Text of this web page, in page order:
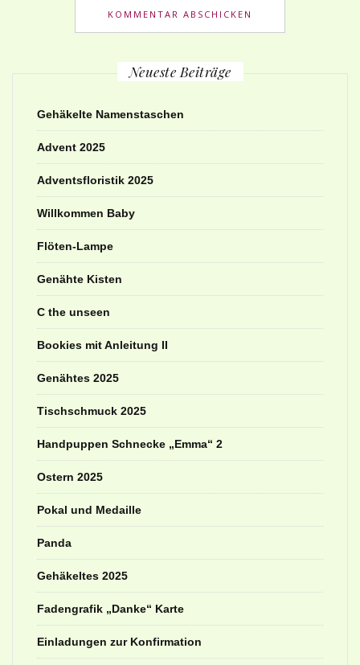
Neueste Beiträge
Gehäkelte Namenstaschen
Advent 2025
Adventsfloristik 2025
Willkommen Baby
Flöten-Lampe
Genähte Kisten
C the unseen
Bookies mit Anleitung II
Genähtes 2025
Tischschmuck 2025
Handpuppen Schnecke „Emma“ 2
Ostern 2025
Pokal und Medaille
Panda
Gehäkeltes 2025
Fadengrafik „Danke“ Karte
Einladungen zur Konfirmation